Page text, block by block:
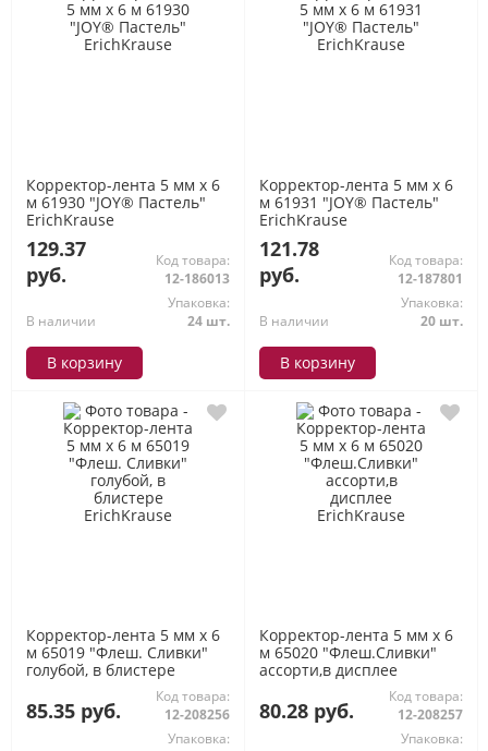
Корректор-лента 5 мм х 6
м 61930 "JOY® Пастель"
ErichKrause
129.37
руб.
Код товара:
12-186013
В наличии
Упаковка:
24 шт.
В корзину
Корректор-лента 5 мм х 6
м 61931 "JOY® Пастель"
ErichKrause
121.78
руб.
Код товара:
12-187801
В наличии
Упаковка:
20 шт.
В корзину
Корректор-лента 5 мм х 6
м 65019 "Флеш. Сливки"
голубой, в блистере
85.35 руб.
Код товара:
12-208256
Упаковка:
Корректор-лента 5 мм х 6
м 65020 "Флеш.Сливки"
ассорти,в дисплее
80.28 руб.
Код товара:
12-208257
Упаковка: